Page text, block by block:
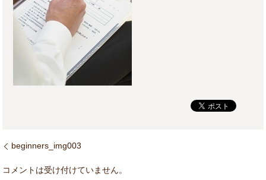
beginners_img003
コメントは受け付けていません。